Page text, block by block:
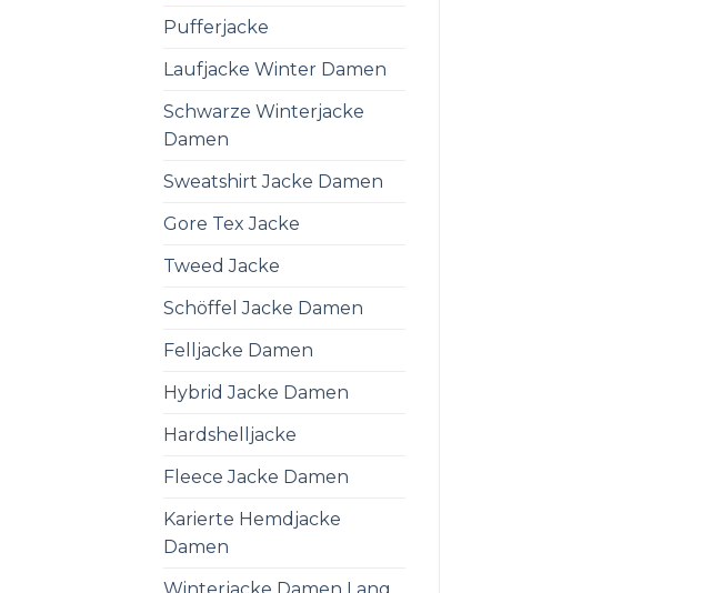
Pufferjacke
Laufjacke Winter Damen
Schwarze Winterjacke
Damen
Sweatshirt Jacke Damen
Gore Tex Jacke
Tweed Jacke
Schöffel Jacke Damen
Felljacke Damen
Hybrid Jacke Damen
Hardshelljacke
Fleece Jacke Damen
Karierte Hemdjacke
Damen
Winterjacke Damen Lang